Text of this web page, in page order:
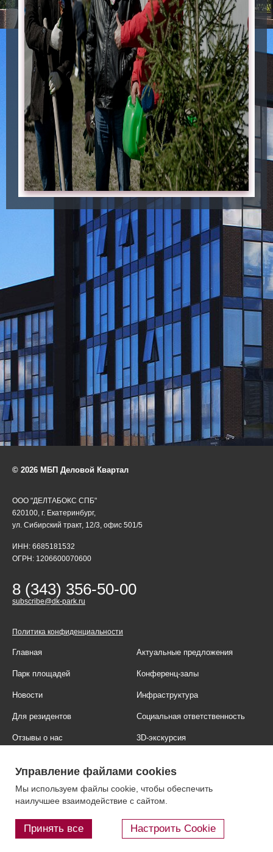
© 2026 МБП Деловой Квартал
ООО "ДЕЛТАБОКС СПБ"
620100, г. Екатеринбург,
ул. Сибирский тракт, 12/3, офис 501/5
ИНН: 6685181532
ОГРН: 1206600070600
8 (343) 356-50-00
subscribe@dk-park.ru
Политика конфиденциальности
Главная Актуальные предложения
Парк площадей Конференц-залы
Новости Инфраструктура
Для резидентов Социальная ответственность
Отзывы о нас 3D-экскурсия
Контакты
Управление файлами cookies
Мы используем файлы cookie, чтобы обеспечить
наилучшее взаимодействие с сайтом.
Принять все Настроить Cookie